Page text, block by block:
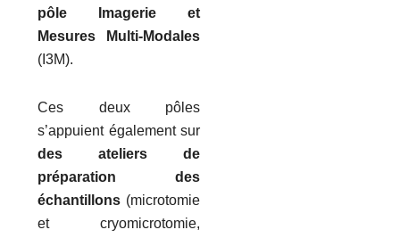
pôle Imagerie et
Mesures Multi-Modales
(I3M).
Ces deux pôles
s’appuient également sur
des ateliers de
préparation des
échantillons (microtomie
et cryomicrotomie,